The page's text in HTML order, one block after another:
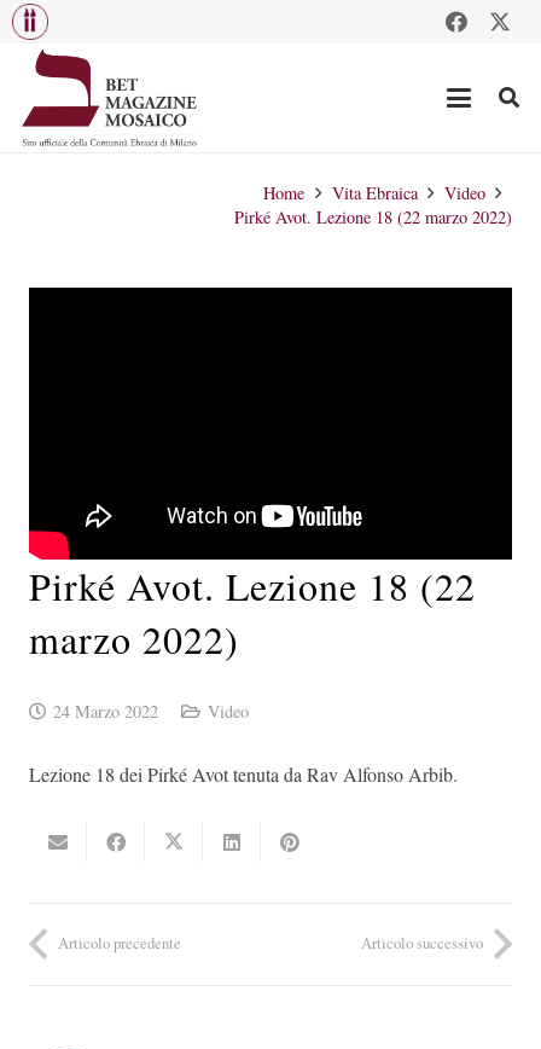
Home Vita Ebraica
Video
Pirké Avot. Lezione 18 (22 marzo 2022)
Pirké Avot. Lezione 18 (22
marzo 2022)
24 Marzo 2022 Video
Lezione 18 dei Pirké Avot tenuta da Rav Alfonso Arbib.
Articolo precedente Articolo successivo